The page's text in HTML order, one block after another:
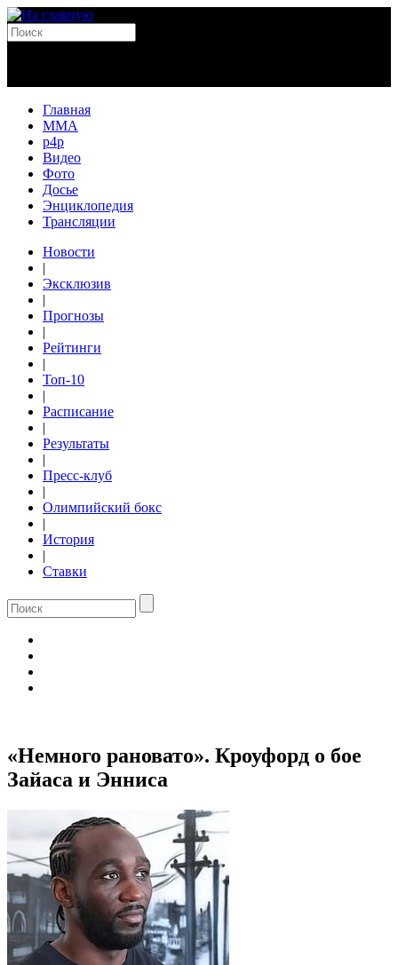
Главная
MMA
p4p
Видео
Фото
Досье
Энциклопедия
Трансляции
Новости
|
Эксклюзив
|
Прогнозы
|
Рейтинги
|
Топ-10
|
Расписание
|
Результаты
|
Пресс-клуб
|
Олимпийский бокс
|
История
|
Ставки
«Немного рановато». Кроуфорд о бое
Зайаса и Энниса